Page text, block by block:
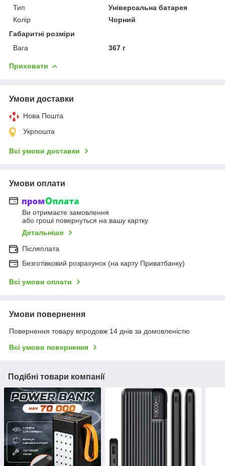
Тип
Універсальна батарея
Колір
Чорний
Габаритні розміри
Вага
367 г
Приховати
Умови доставки
Нова Пошта
Укрпошта
Всі умови доставки
Умови оплати
Ви отримаєте замовлення
або гроші повернуться на вашу картку
Детальніше
Післяплата
Безготівковий розрахунок (на карту Приватбанку)
Всі умови оплати
Умови повернення
Повернення товару впродовж 14 днів за домовленістю
Всі умови повернення
Подібні товари компанії